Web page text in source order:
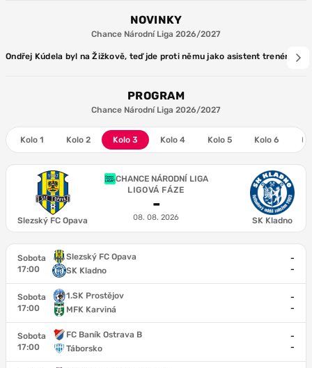
NOVINKY
Chance Národní Liga 2026/2027
Ondřej Kúdela byl na Žižkově, teď jde proti němu jako asistent trenéra s
PROGRAM
Chance Národní Liga 2026/2027
Kolo 1 Kolo 2 Kolo 3 Kolo 4 Kolo 5 Kolo 6
Slezský FC Opava
CHANCE NÁRODNÍ LIGA
LIGOVÁ FÁZE
-
08. 08. 2026 SK Kladno
Sobota
17:00
Slezský FC Opava
SK Kladno
-
-
Sobota
17:00
1.SK Prostějov
MFK Karviná
-
-
Sobota
17:00
FC Baník Ostrava B
Táborsko
-
-